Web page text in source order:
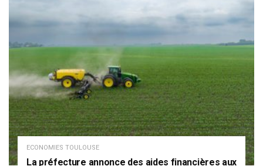
ECONOMIES TOULOUSE
La préfecture annonce des aides financières aux